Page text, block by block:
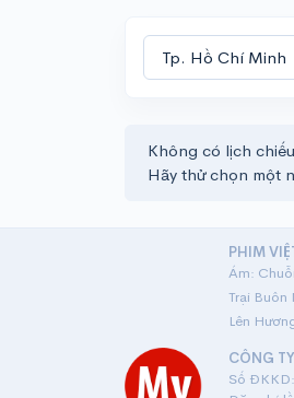
Không có lịch
Hãy thử chọn một
PHIM
Trại Buôn
Lên
CÔNG
Số